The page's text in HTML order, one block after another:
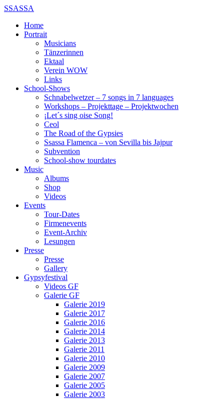
SSASSA
Home
Portrait
Musicians
Tänzerinnen
Ektaal
Verein WOW
Links
School-Shows
Schnabelwetzer – 7 songs in 7 languages
Workshops – Projekttage – Projektwochen
¡Let´s sing oise Song!
Ceol
The Road of the Gypsies
Ssassa Flamenca – von Sevilla bis Jajpur
Subvention
School-show tourdates
Music
Albums
Shop
Videos
Events
Tour-Dates
Firmenevents
Event-Archiv
Lesungen
Presse
Presse
Gallery
Gypsyfestival
Videos GF
Galerie GF
Galerie 2019
Galerie 2017
Galerie 2016
Galerie 2014
Galerie 2013
Galerie 2011
Galerie 2010
Galerie 2009
Galerie 2007
Galerie 2005
Galerie 2003